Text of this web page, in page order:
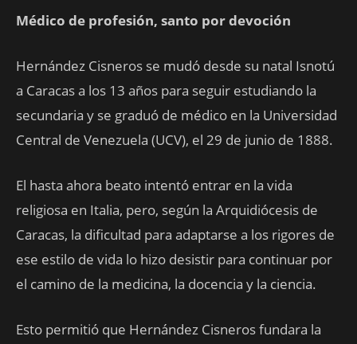
Médico de profesión, santo por devoción
Hernández Cisneros se mudó desde su natal Isnotú
a Caracas a los 13 años para seguir estudiando la
secundaria y se graduó de médico en la Universidad
Central de Venezuela (UCV), el 29 de junio de 1888.
El hasta ahora beato intentó entrar en la vida
religiosa en Italia, pero, según la Arquidiócesis de
Caracas, la dificultad para adaptarse a los rigores de
ese estilo de vida lo hizo desistir para continuar por
el camino de la medicina, la docencia y la ciencia.
Esto permitió que Hernández Cisneros fundara la